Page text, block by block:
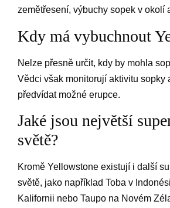
zemětřesení, výbuchy sopek v okolí
Kdy má vybuchnout
Nelze přesně určit, kdy by mohla
Vědci však monitorují aktivitu sopky
předvídat možné erupce.
Jaké jsou největší
světě?
Kromě Yellowstone existují i další
světě, jako například Toba v
Kalifornii nebo Taupo na Novém